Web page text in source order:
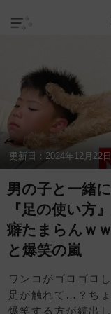
更新日： 2024年12月22
男の子と一緒
『足の使い方
癖たまらんｗ
と爆笑の嵐
ワンコがゴロゴロ
足が触れて…？ち
爆笑する方が続出